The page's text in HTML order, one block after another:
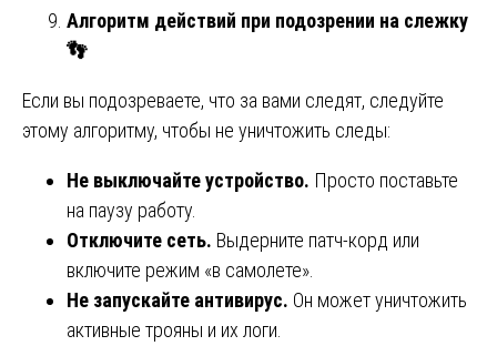
Алгоритм действий при подозрении на слежку
👣
Если вы подозреваете, что за вами следят, следуйте
этому алгоритму, чтобы не уничтожить следы:
Не выключайте устройство. Просто поставьте
на паузу работу.
Отключите сеть. Выдерните патч-корд или
включите режим «в самолете».
Не запускайте антивирус. Он может уничтожить
активные трояны и их логи.